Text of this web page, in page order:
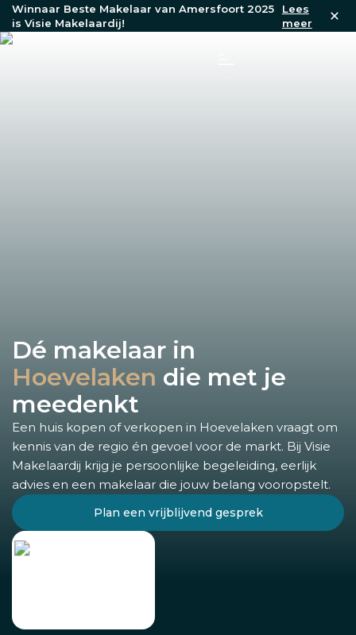
Winnaar Beste Makelaar van Amersfoort 2025
is Visie Makelaardij!
Lees
meer
Dé makelaar in
Hoevelaken die met je
meedenkt
Een huis kopen of verkopen in Hoevelaken vraagt om
kennis van de regio én gevoel voor de markt. Bij Visie
Makelaardij krijg je persoonlijke begeleiding, eerlijk
advies en een makelaar die jouw belang vooropstelt.
Plan een vrijblijvend gesprek